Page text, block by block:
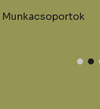
Skip to navigation
Munkacsoportok